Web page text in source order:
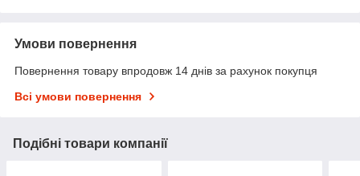
Умови повернення
Повернення товару впродовж 14 днів за рахунок покупця
Всі умови повернення
Подібні товари компанії